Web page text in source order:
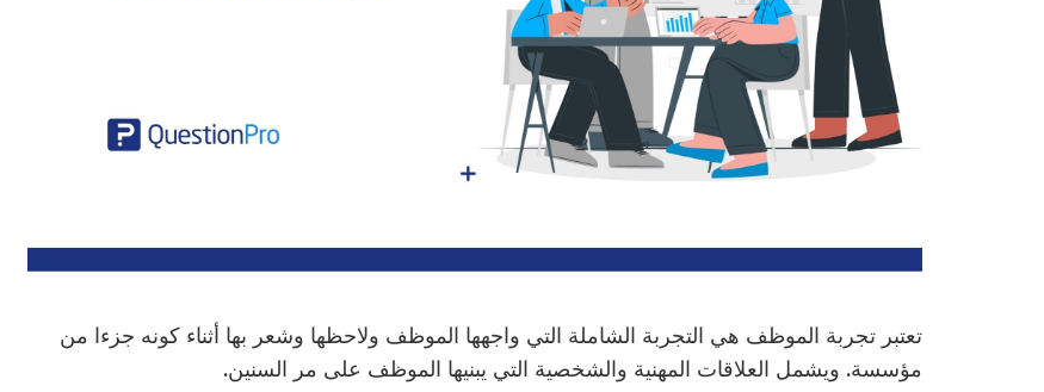
تعتبر تجربة الموظف هي التجربة الشاملة التي واجهها الموظف ولاحظها وشعر بها أثناء كونه جزءا من
مؤسسة. ويشمل العلاقات المهنية والشخصية التي يبنيها الموظف على مر السنين.